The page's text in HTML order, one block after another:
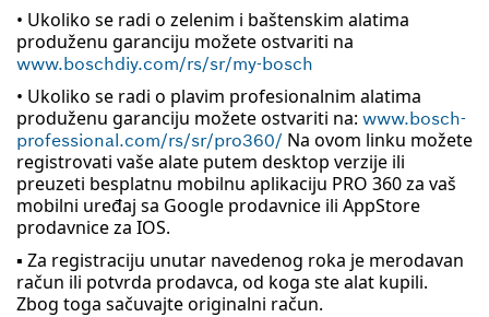
• Ukoliko se radi o zelenim i baštenskim alatima
produženu garanciju možete ostvariti na
www.boschdiy.com/rs/sr/my-bosch
• Ukoliko se radi o plavim profesionalnim alatima
produženu garanciju možete ostvariti na: www.bosch-
professional.com/rs/sr/pro360/ Na ovom linku možete
registrovati vaše alate putem desktop verzije ili
preuzeti besplatnu mobilnu aplikaciju PRO 360 za vaš
mobilni uređaj sa Google prodavnice ili AppStore
prodavnice za IOS.
▪ Za registraciju unutar navedenog roka je merodavan
račun ili potvrda prodavca, od koga ste alat kupili.
Zbog toga sačuvajte originalni račun.